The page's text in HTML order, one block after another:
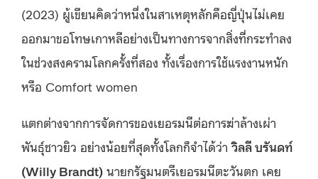
(2023) ผู้เขียนคิดว่าหนึ่งในสาเหตุหลักคือญี่ปุ่นไม่เคย
ออกมาขอโทษเกาหลีอย่างเป็นทางการจากสิ่งที่กระทำลง
ในช่วงสงครามโลกครั้งที่สอง ทั้งเรื่องการใช้แรงงานหนัก
หรือ Comfort women
แตกต่างจากการจัดการของเยอรมนีต่อการฆ่าล้างเผ่า
พันธุ์ชาวยิว อย่างน้อยที่สุดทั้งโลกก็จำได้ว่าวิลลี บรันดท์
(Willy Brandt) นายกรัฐมนตรีเยอรมนีตะวันตก เคย